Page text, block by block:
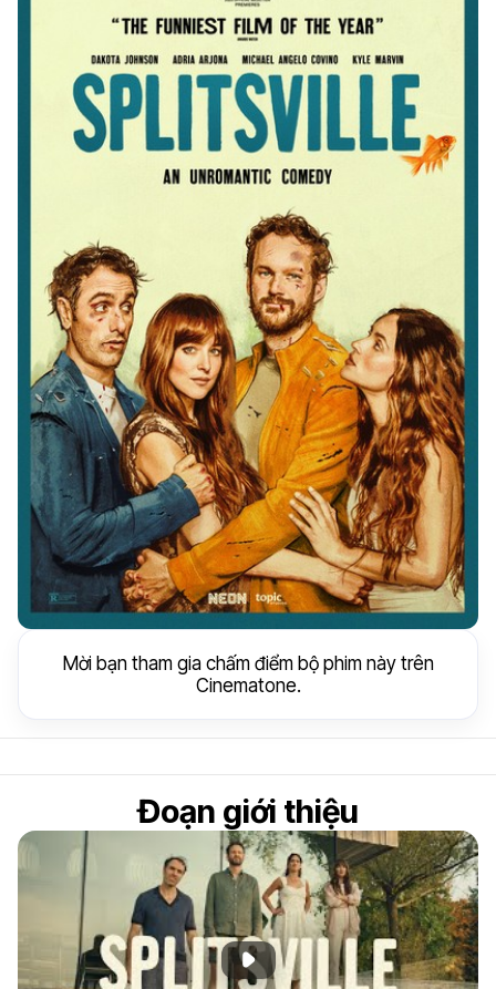
Mời bạn tham gia chấm điểm bộ phim này trên
Cinematone.
Đoạn giới thiệu
Phát đoạn giới thiệu